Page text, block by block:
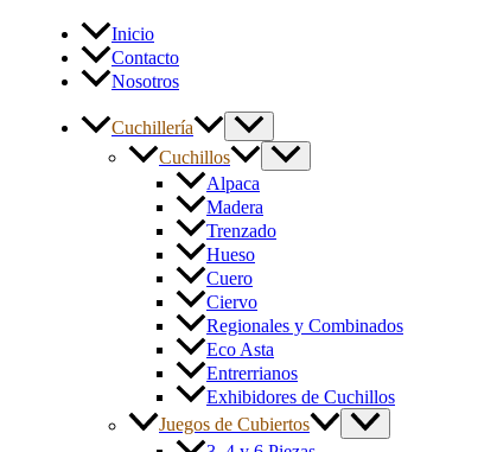
Inicio
Contacto
Nosotros
Cuchillería
Cuchillos
Alpaca
Madera
Trenzado
Hueso
Cuero
Ciervo
Regionales y Combinados
Eco Asta
Entrerrianos
Exhibidores de Cuchillos
Juegos de Cubiertos